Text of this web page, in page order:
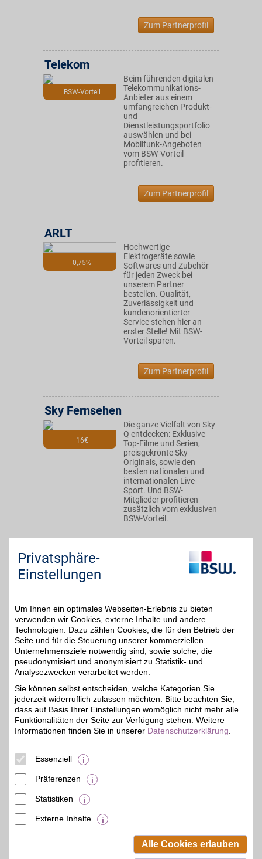
Zum Partnerprofil
BSW-Vorteil
Telekom
Beim führenden digitalen
Telekommunikations-
Anbieter aus einem
umfangreichen Produkt-
und
Dienstleistungsportfolio
auswählen und bei
Mobilfunk-Angeboten
vom BSW-Vorteil
profitieren.
Zum Partnerprofil
0,75%
ARLT
Hochwertige
Elektrogeräte sowie
Softwares und Zubehör
für jeden Zweck bei
unserem Partner
bestellen. Qualität,
Zuverlässigkeit und
kundenorientierter
Service stehen hier an
erster Stelle! Mit BSW-
Vorteil sparen.
Zum Partnerprofil
16€
Sky Fernsehen
Die ganze Vielfalt von Sky
Q entdecken: Exklusive
Top-Filme und Serien,
preisgekrönte Sky
Originals, sowie den
besten nationalen und
internationalen Live-
Sport. Und BSW-
Mitglieder profitieren
zusätzlich vom exklusiven
BSW-Vorteil.
bis zu 20€
Streamingdienst über
8.000
Sportübertragungen pro
Jahr erleben: von zu
Hause, unterwegs,
zeitversetzt oder im
Rückblick. Jetzt das
umfangreiche
Sportangebot genießen
und BSW-Vorteil sichern.
Zum Partnerprofil
4%
DAZN Gutschein
Beamten-Selbsthilfewerk GmbH.
Privatsphäre-
Einstellungen
Um Ihnen ein optimales Webseiten-Erlebnis zu bieten
verwenden wir Cookies, externe Inhalte und andere
Technologien. Dazu zählen Cookies, die für den Betrieb der
Seite und für die Steuerung unserer kommerziellen
Unternehmensziele notwendig sind, sowie solche, die
pseudonymisiert und anonymisiert zu Statistik- und
Analysezwecken verarbeitet werden.
Sie können selbst entscheiden, welche Kategorien Sie
jederzeit widerruflich zulassen möchten. Bitte beachten Sie,
dass auf Basis Ihrer Einstellungen womöglich nicht mehr alle
Funktionalitäten der Seite zur Verfügung stehen. Weitere
Informationen finden Sie in unserer Datenschutzerklärung
Essenziell
Präferenzen
Statistiken
Externe Inhalte
Alle Cookies erlauben